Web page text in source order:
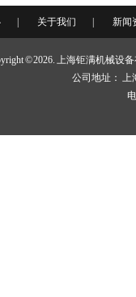
关于我们 新闻
© 2026. 上海钜满机械设
公司地址： 上